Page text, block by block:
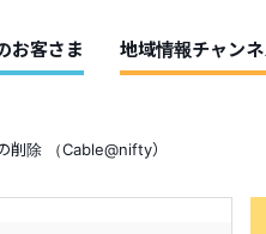
お客さま 地域情報チャン
削除 （Cable@nifty）